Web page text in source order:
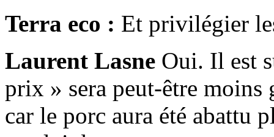
Terra eco : Et privilégier
Laurent Lasne Oui. Il est
prix » sera peut-être moins
car le porc aura été abattu